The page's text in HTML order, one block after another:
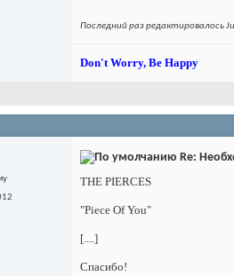
Последний раз редактировалось
Don't Worry, Be Happy
Re:
THE PIERCES
"Piece Of You"
[....]
Спасибо!